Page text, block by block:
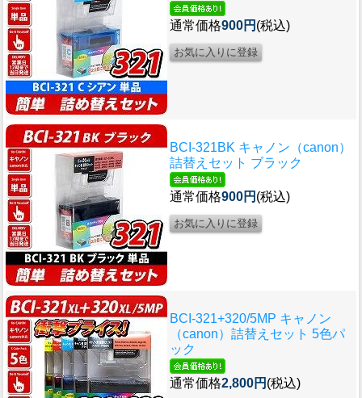
通常価格900円 (税込)
BCI-321BK キャノン（canon）
詰替えセット ブラック
通常価格900円 (税込)
BCI-321+320/5MP キャノン
（canon）詰替えセット 5色パ
ック
通常価格2,800円 (税込)